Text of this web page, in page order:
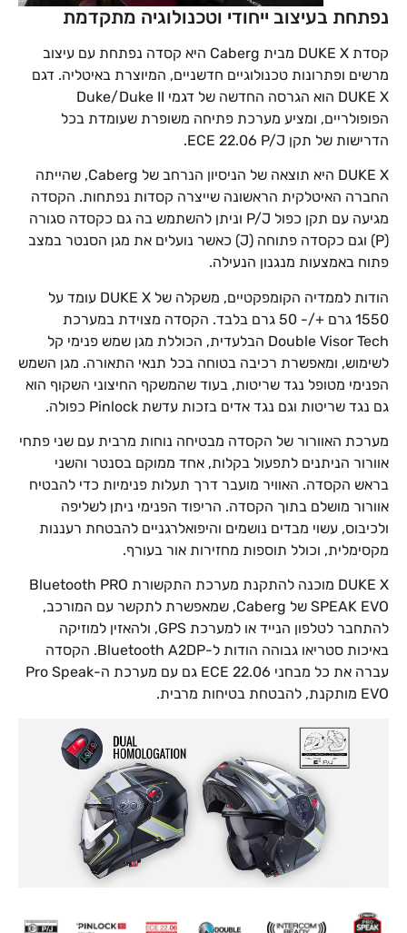
נפתחת בעיצוב ייחודי וטכנולוגיה מתקדמת
קסדת DUKE X מבית Caberg היא קסדה נפתחת עם עיצוב
מרשים ופתרונות טכנולוגיים חדשניים, המיוצרת באיטליה. דגם
DUKE X הוא הגרסה החדשה של דגמי Duke/Duke II
הפופולריים, ומציע מערכת פתיחה משופרת שעומדת בכל
הדרישות של תקן ECE 22.06 P/J.
DUKE X היא תוצאה של הניסיון הנרחב של Caberg, שהייתה
החברה האיטלקית הראשונה שייצרה קסדות נפתחות. הקסדה
מגיעה עם תקן כפול P/J וניתן להשתמש בה גם כקסדה סגורה
(P) וגם כקסדה פתוחה (J) כאשר נועלים את מגן הסנטר במצב
פתוח באמצעות מנגנון הנעילה.
הודות לממדיה הקומפקטיים, משקלה של DUKE X עומד על
1550 גרם +/- 50 גרם בלבד. הקסדה מצוידת במערכת
Double Visor Tech הבלעדית, הכוללת מגן שמש פנימי קל
לשימוש, ומאפשרת רכיבה בטוחה בכל תנאי התאורה. מגן השמש
הפנימי מטופל נגד שריטות, בעוד שהמשקף החיצוני השקוף הוא
גם נגד שריטות וגם נגד אדים בזכות עדשת Pinlock כפולה.
מערכת האוורור של הקסדה מבטיחה נוחות מרבית עם שני פתחי
אוורור הניתנים לתפעול בקלות, אחד ממוקם בסנטר והשני
בראש הקסדה. האוויר מועבר דרך תעלות פנימיות כדי להבטיח
אוורור מושלם בתוך הקסדה. הריפוד הפנימי ניתן לשליפה
ולכיבוס, עשוי מבדים נושמים והיפואלרגניים להבטחת רעננות
מקסימלית, וכולל תוספות מחזירות אור בעורף.
DUKE X מוכנה להתקנת מערכת התקשורת Bluetooth PRO
SPEAK EVO של Caberg, שמאפשרת לתקשר עם המורכב,
להתחבר לטלפון הנייד או למערכת GPS, ולהאזין למוזיקה
באיכות סטריאו גבוהה הודות ל-Bluetooth A2DP. הקסדה
עברה את כל מבחני ECE 22.06 גם עם מערכת ה-Pro Speak
EVO מותקנת, להבטחת בטיחות מרבית.